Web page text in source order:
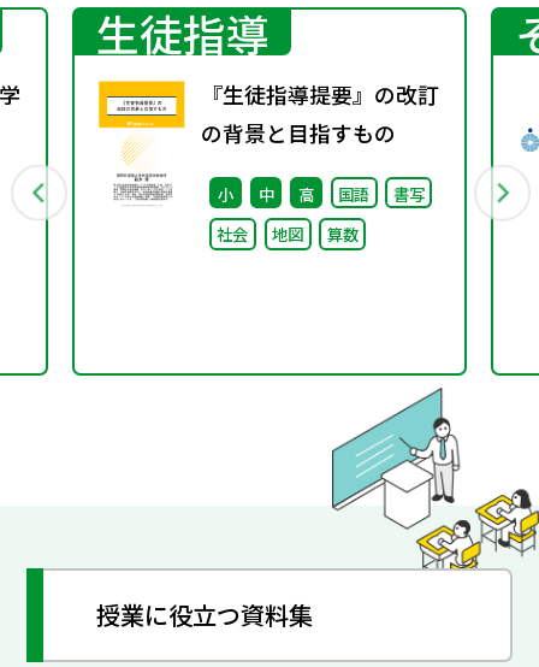
生徒指導
『生徒指導提要』の改訂
の背景と目指すもの
小 中 高 国語
書写
社会
地図 算数
授業に役立つ資料集